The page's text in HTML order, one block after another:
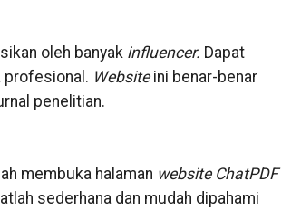
oleh banyak influencer. Dapat
profesional. Website ini benar-benar
penelitian.
membuka halaman website ChatPDF
sederhana dan mudah dipahami